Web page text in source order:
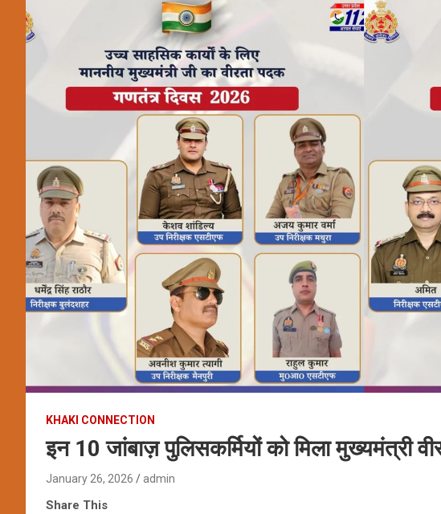
KHAKI CONNECTION
इन 10 जांबाज़ पुलिसकर्मियों को मिला मुख्यमंत्री
January 26, 2026 admin
Share This